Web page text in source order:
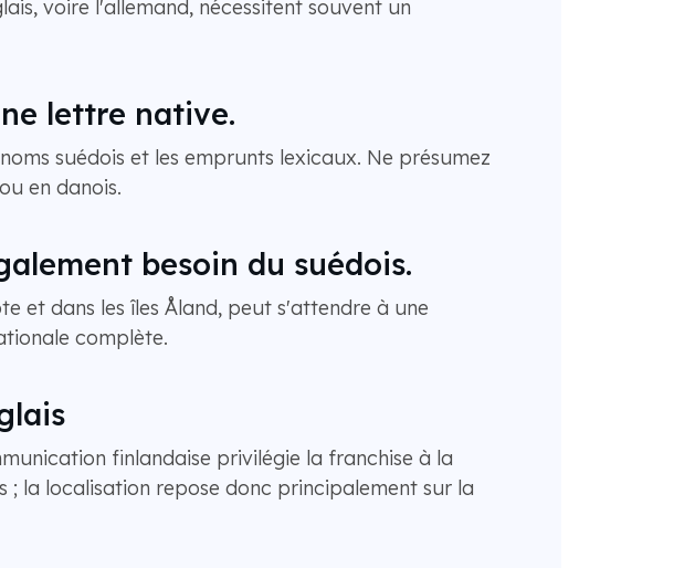
voire l'allemand, nécessitent souvent un
lettre native.
suédois et les emprunts lexicaux. Ne présumez
en danois.
besoin du suédois.
et dans les îles Åland, peut s'attendre à une
complète.
finlandaise privilégie la franchise à la
la localisation repose donc principalement sur la